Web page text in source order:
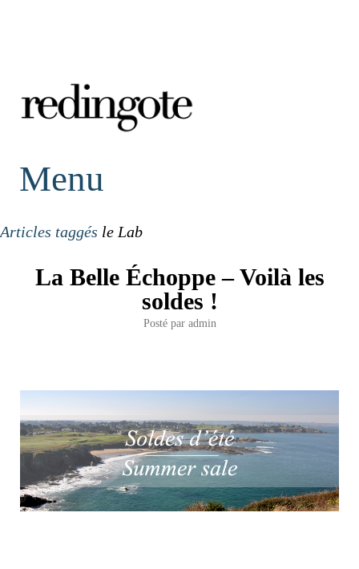
redingote.
Menu
Articles taggés le Lab
La Belle Échoppe – Voilà les
soldes !
Posté par admin